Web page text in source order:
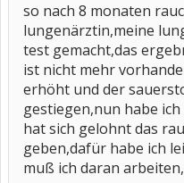
so nach 8 monaten
lungenärztin,meine
test gemacht,das
ist nicht mehr
erhöht und der
gestiegen,nun habe
hat sich gelohnt das
geben,dafür habe ich
muß ich daran